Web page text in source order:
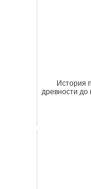
История
древности